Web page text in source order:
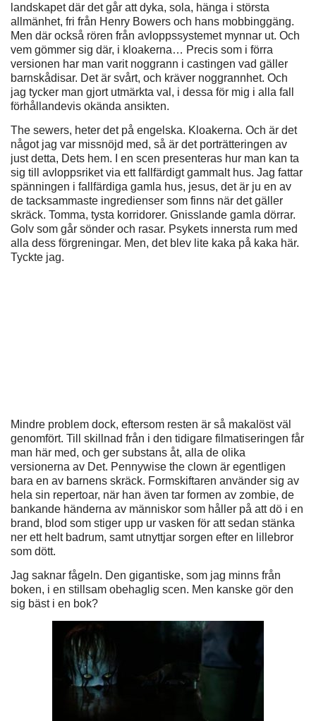
landskapet där det går att dyka, sola, hänga i största
allmänhet, fri från Henry Bowers och hans mobbinggäng.
Men där också rören från avloppssystemet mynnar ut. Och
vem gömmer sig där, i kloakerna… Precis som i förra
versionen har man varit noggrann i castingen vad gäller
barnskådisar. Det är svårt, och kräver noggrannhet. Och
jag tycker man gjort utmärkta val, i dessa för mig i alla fall
förhållandevis okända ansikten.
The sewers, heter det på engelska. Kloakerna. Och är det
något jag var missnöjd med, så är det porträtteringen av
just detta, Dets hem. I en scen presenteras hur man kan ta
sig till avloppsriket via ett fallfärdigt gammalt hus. Jag fattar
spänningen i fallfärdiga gamla hus, jesus, det är ju en av
de tacksammaste ingredienser som finns när det gäller
skräck. Tomma, tysta korridorer. Gnisslande gamla dörrar.
Golv som går sönder och rasar. Psykets innersta rum med
alla dess förgreningar. Men, det blev lite kaka på kaka här.
Tyckte jag.
Mindre problem dock, eftersom resten är så makalöst väl
genomfört. Till skillnad från i den tidigare filmatiseringen får
man här med, och ger substans åt, alla de olika
versionerna av Det. Pennywise the clown är egentligen
bara en av barnens skräck. Formskiftaren använder sig av
hela sin repertoar, när han även tar formen av zombie, de
bankande händerna av människor som håller på att dö i en
brand, blod som stiger upp ur vasken för att sedan stänka
ner ett helt badrum, samt utnyttjar sorgen efter en lillebror
som dött.
Jag saknar fågeln. Den gigantiske, som jag minns från
boken, i en stillsam obehaglig scen. Men kanske gör den
sig bäst i en bok?